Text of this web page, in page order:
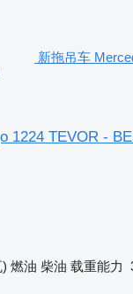
新拖吊车
1224 TEVOR -
燃油 柴油 载重能力